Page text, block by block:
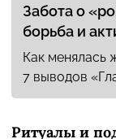
Забота о
борьба и
Как менялась
7 выводов
Ритуалы и